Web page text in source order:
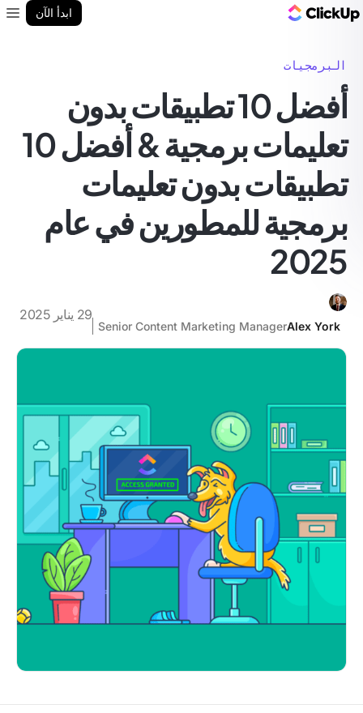
ابدأ الآن
البرمجيات
أفضل 10 تطبيقات بدون
تعليمات برمجية & أفضل 10
تطبيقات بدون تعليمات
برمجية للمطورين في عام
2025
Alex York
Senior Content Marketing Manager
29 يناير 2025